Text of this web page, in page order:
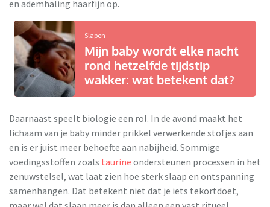
en ademhaling haarfijn op.
Slapen
Mijn baby wordt elke nacht
rond hetzelfde tijdstip
wakker: wat betekent dat?
Daarnaast speelt biologie een rol. In de avond maakt het
lichaam van je baby minder prikkel verwerkende stofjes aan
en is er juist meer behoefte aan nabijheid. Sommige
voedingsstoffen zoals taurine ondersteunen processen in het
zenuwstelsel, wat laat zien hoe sterk slaap en ontspanning
samenhangen. Dat betekent niet dat je iets tekortdoet,